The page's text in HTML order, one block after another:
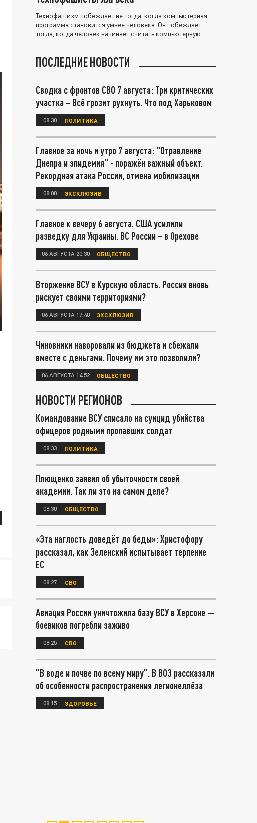
Технофашизм побеждает не тогда, когда компьютерная
программа становится умнее человека. Он побеждает
тогда, когда человек начинает считать компьютерную
ПОСЛЕДНИЕ НОВОСТИ
Сводка с фронтов СВО 7 августа: Три критических
участка – Всё грозит рухнуть. Что под Харьковом
08:30 ПОЛИТИКА
Главное за ночь и утро 7 августа: "Отравление
Днепра и эпидемия" - поражён важный объект.
Рекордная атака России, отмена мобилизации
08:00 ЭКСКЛЮЗИВ
Главное к вечеру 6 августа. США усилили
разведку для Украины. ВС России – в Орехове
06 АВГУСТА 20:30 ОБЩЕСТВО
Вторжение ВСУ в Курскую область. Россия вновь
рискует своими территориями?
06 АВГУСТА 17:40 ЭКСКЛЮЗИВ
Чиновники наворовали из бюджета и сбежали
вместе с деньгами. Почему им это позволили?
06 АВГУСТА 14:52 ОБЩЕСТВО
НОВОСТИ РЕГИОНОВ
Командование ВСУ списало на суицид убийства
офицеров родными пропавших солдат
08:33 ПОЛИТИКА
Плющенко заявил об убыточности своей
академии. Так ли это на самом деле?
08:30 ОБЩЕСТВО
«Эта наглость доведёт до беды»: Христофору
рассказал, как Зеленский испытывает терпение
ЕС
08:27 СВО
Авиация России уничтожила базу ВСУ в Херсоне —
боевиков погребли заживо
08:25 СВО
"В воде и почве по всему миру". В ВОЗ рассказали
об особенности распространения легионеллёза
08:15 ЗДОРОВЬЕ